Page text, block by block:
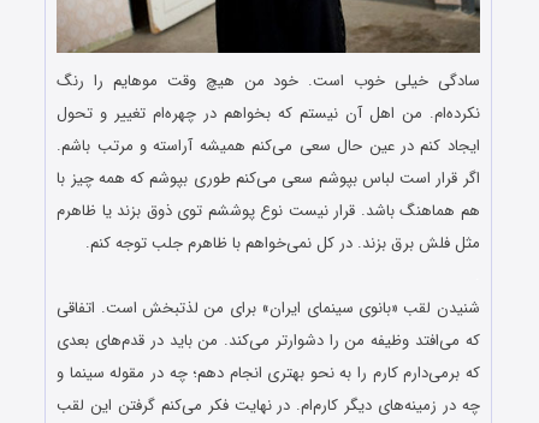
سادگی خیلی خوب است. خود من هیچ وقت موهایم را رنگ
نکرده‌ام. من اهل آن نیستم که بخواهم در چهره‌ام تغییر و تحول
ایجاد کنم در عین حال سعی می‌کنم همیشه آراسته و مرتب باشم.
اگر قرار است لباس بپوشم سعی می‌کنم طوری بپوشم که همه چیز با
هم هماهنگ باشد. قرار نیست نوع پوششم توی ذوق بزند یا ظاهرم
مثل فلش برق بزند. در کل نمی‌خواهم با ظاهرم جلب توجه کنم.
شنیدن لقب «بانوی سینمای ایران» برای من لذتبخش است. اتفاقی
که می‌افتد وظیفه من را دشوارتر می‌کند. من باید در قدم‌های بعدی
که برمی‌دارم کارم را به نحو بهتری انجام دهم؛ چه در مقوله سینما و
چه در زمینه‌های دیگر کارم‌ام. در نهایت فکر می‌کنم گرفتن این لقب